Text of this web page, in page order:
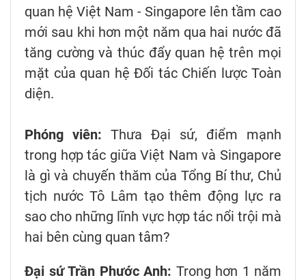
quan hệ Việt Nam - Singapore lên tầm cao
mới sau khi hơn một năm qua hai nước đã
tăng cường và thúc đẩy quan hệ trên mọi
mặt của quan hệ Đối tác Chiến lược Toàn
diện.
Phóng viên: Thưa Đại sứ, điểm mạnh
trong hợp tác giữa Việt Nam và Singapore
là gì và chuyến thăm của Tổng Bí thư, Chủ
tịch nước Tô Lâm tạo thêm động lực ra
sao cho những lĩnh vực hợp tác nổi trội mà
hai bên cùng quan tâm?
Đại sứ Trần Phước Anh: Trong hơn 1 năm